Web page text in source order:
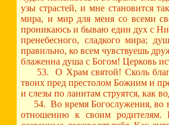
узы страстей, и мне становится
мира, и мир для меня со всеми
проникаюсь и бываю един дух с
пренебесного, сладкого мира;
правильно, ко всем чувствуешь
блаженна душа с Богом! Церковь
53. О Храм святой! Сколь благо,
твоих пред престолом Божиим и
и слезы по ланитам струятся, как
54. Во время Богослужения, во
отношению к своим родителям.